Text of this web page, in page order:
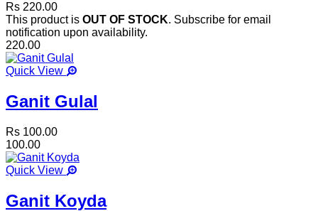
Rs 220.00
This product is OUT OF STOCK. Subscribe for email
notification upon availability.
220.00
Quick View
Ganit Gulal
Rs 100.00
100.00
Quick View
Ganit Koyda